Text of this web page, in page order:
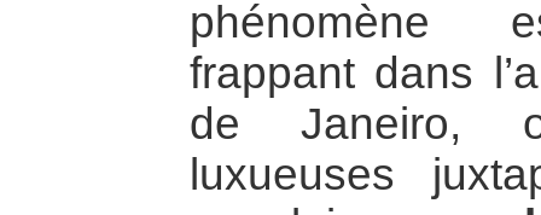
phénomène
frappant dans
de Janeiro,
luxueuses